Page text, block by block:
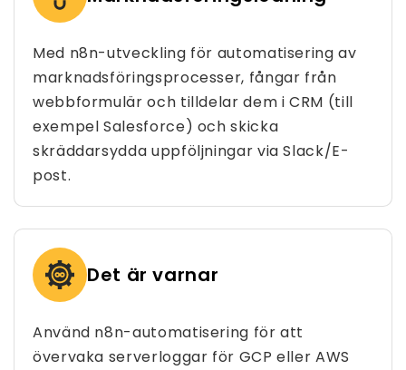
Med n8n-utveckling för automatisering av
marknadsföringsprocesser, fångar från
webbformulär och tilldelar dem i CRM (till
exempel Salesforce) och skicka
skräddarsydda uppföljningar via Slack/E-
post.
Det är varnar
Använd n8n-automatisering för att
övervaka serverloggar för GCP eller AWS